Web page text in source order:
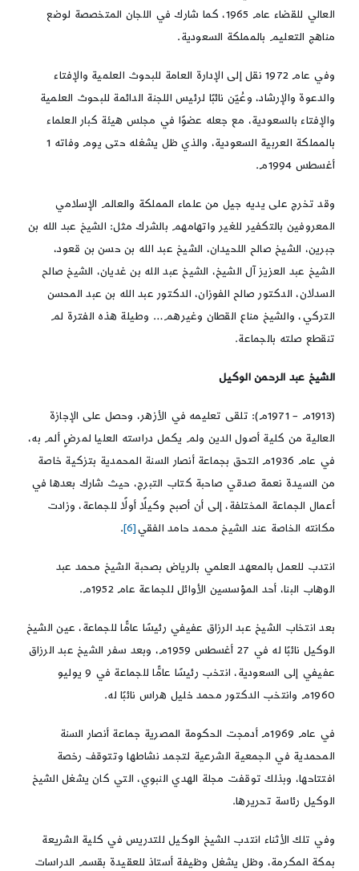
العالي للقضاء عام 1965، كما شارك في اللجان المتخصصة لوضع
مناهج التعليم بالمملكة السعودية.
وفي عام 1972 نقل إلى الإدارة العامة للبحوث العلمية والإفتاء
والدعوة والإرشاد، وعُيّن نائبًا لرئيس اللجنة الدائمة للبحوث العلمية
والإفتاء بالسعودية، مع جعله عضوًا في مجلس هيئة كبار العلماء
بالمملكة العربية السعودية، والذي ظل يشغله حتى يوم وفاته 1
أغسطس 1994م.
وقد تخرج على يديه جيل من علماء المملكة والعالم الإسلامي
المعروفين بالتكفير للغير واتهامهم بالشرك مثل: الشيخ عبد الله بن
جبرين، الشيخ صالح اللحيدان، الشيخ عبد الله بن حسن بن قعود،
الشيخ عبد العزيز آل الشيخ، الشيخ عبد الله بن غديان، الشيخ صالح
السدلان، الدكتور صالح الفوزان، الدكتور عبد الله بن عبد المحسن
التركي، والشيخ مناع القطان وغيرهم… وطيلة هذه الفترة لم
تنقطع صلته بالجماعة.
الشيخ عبد الرحمن الوكيل
(1913م – 1971م): تلقى تعليمه في الأزهر، وحصل على الإجازة
العالية من كلية أصول الدين ولم يكمل دراسته العليا لمرضٍ ألم به،
في عام 1936م التحق بجماعة أنصار السنة المحمدية بتزكية خاصة
من السيدة نعمة صدقي صاحبة كتاب التبرج، حيث شارك بعدها في
أعمال الجماعة المختلفة، إلى أن أصبح وكيلًا أولًا للجماعة، وزادت
مكانته الخاصة عند الشيخ محمد حامد الفقي[6]
.
انتدب للعمل بالمعهد العلمي بالرياض بصحبة الشيخ محمد عبد
الوهاب البنا، أحد المؤسسين الأوائل للجماعة عام 1952م.
بعد انتخاب الشيخ عبد الرزاق عفيفي رئيسًا عامًّا للجماعة، عين الشيخ
الوكيل نائبًا له في 27 أغسطس 1959م، وبعد سفر الشيخ عبد الرزاق
عفيفي إلى السعودية، انتخب رئيسًا عامًّا للجماعة في 9 يوليو
1960م وانتخب الدكتور محمد خليل هراس نائبًا له.
في عام 1969م أدمجت الحكومة المصرية جماعة أنصار السنة
المحمدية في الجمعية الشرعية لتجمد نشاطها وتتوقف رخصة
افتتاحها، وبذلك توقفت مجلة الهدي النبوي، التي كان يشغل الشيخ
الوكيل رئاسة تحريرها.
وفي تلك الأثناء انتدب الشيخ الوكيل للتدريس في كلية الشريعة
بمكة المكرمة، وظل يشغل وظيفة أستاذ للعقيدة بقسم الدراسات